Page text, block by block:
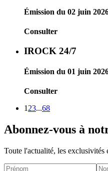
Émission du 02 juin
Consulter
IROCK 24/7
Émission du 01 juin
Consulter
1 23...68
Abonnez-vous à
Toute l'actualité, les exclusivités